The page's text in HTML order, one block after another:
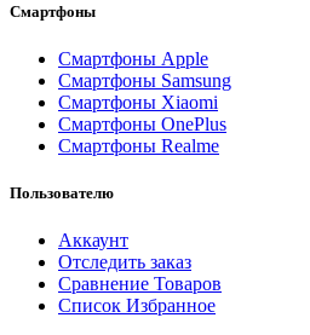
Смартфоны
Смартфоны Apple
Смартфоны Samsung
Смартфоны Xiaomi
Смартфоны OnePlus
Смартфоны Realme
Пользователю
Аккаунт
Отследить заказ
Сравнение Товаров
Список Избранное